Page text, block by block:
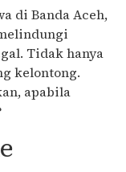
di Banda Aceh,
Tidak hanya
kelontong.
apabila